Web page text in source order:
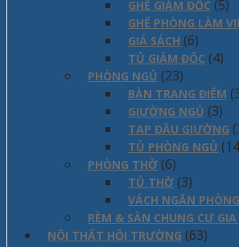
GHẾ GIÁM ĐỐC (5)
GHẾ PHÒNG LÀM
GIÁ SÁCH (6)
TỦ GIÁM ĐỐC (4)
PHÒNG NGỦ (23)
BÀN TRANG ĐIỂM
GIƯỜNG NGỦ (3)
TAP ĐẦU GIƯỜNG
TỦ PHÒNG NGỦ
PHÒNG THỜ (6)
TỦ THỜ (3)
VÁCH NGĂN
RÈM & SÀN CHUNG CƯ
NỘI THẤT HỘI TRƯỜNG (63)